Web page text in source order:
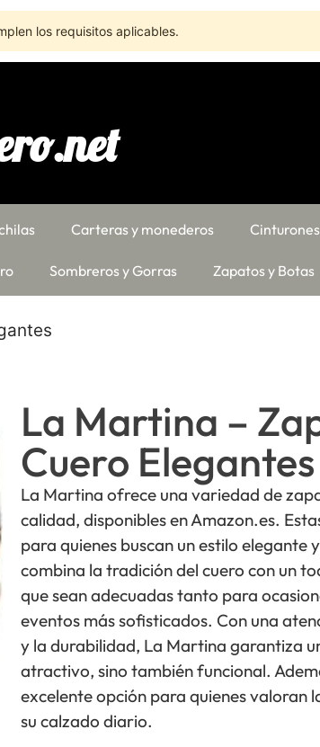
los requisitos aplicables.
Carteras y monederos Cinturones
Sombreros y Gorras Zapatos y Botas
La Martina –
Cuero Elegantes
La Martina ofrece una variedad de
calidad, disponibles en Amazon.es.
para quienes buscan un estilo elegante
combina la tradición del cuero con un
que sean adecuadas tanto para
eventos más sofisticados. Con una
y la durabilidad, La Martina garantiza
atractivo, sino también funcional.
excelente opción para quienes valoran
su calzado diario.